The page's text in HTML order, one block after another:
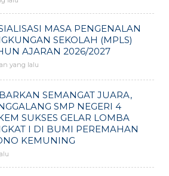
MASA PENGENALAN
SEKOLAH (MPLS)
AJARAN 2026/2027
yang lalu
SEMANGAT JUARA,
SMP NEGERI 4
SUKSES GELAR LOMBA
I DI BUMI PEREMAHAN
KEMUNING